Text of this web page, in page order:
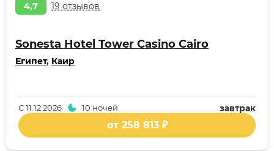
4,7 19 отзывов
Sonesta Hotel Tower Casino Cairo
Египет, Каир
завтрак
С11.12.2026 10 ночей
от 258 813 ₽